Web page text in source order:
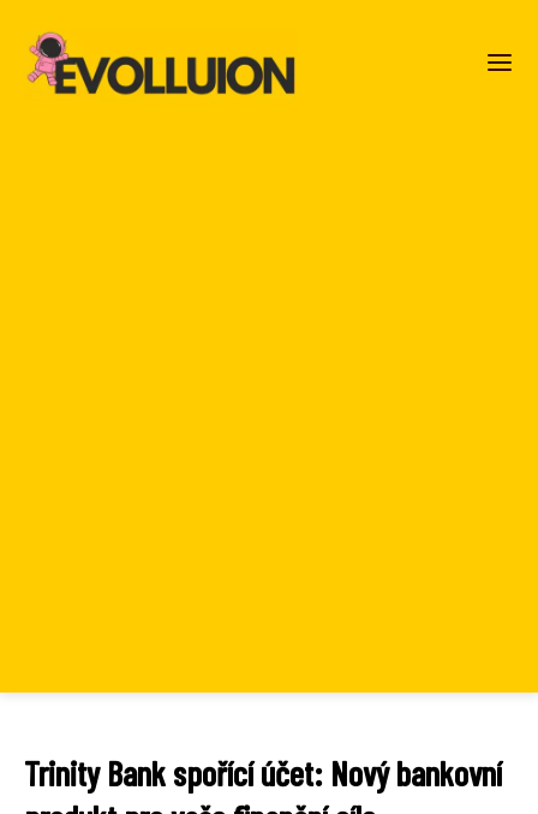
Trinity Bank spořící účet: Nový bankovní